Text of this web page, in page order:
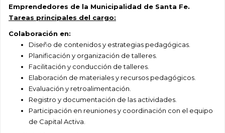
Emprendedores de la Municipalidad de Santa Fe.
Tareas principales del cargo:
Colaboración en:
Diseño de contenidos y estrategias pedagógicas.
Planificación y organización de talleres.
Facilitación y conducción de talleres.
Elaboración de materiales y recursos pedagógicos.
Evaluación y retroalimentación.
Registro y documentación de las actividades.
Participación en reuniones y coordinación con el equipo
de Capital Activa.